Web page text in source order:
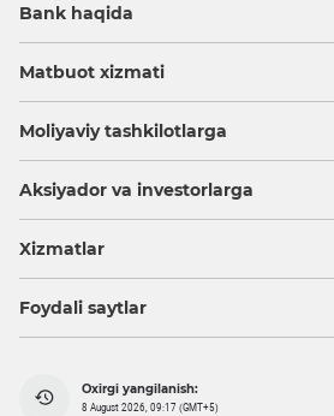
Bank haqida
Matbuot xizmati
Moliyaviy tashkilotlarga
Aksiyador va investorlarga
Xizmatlar
Foydali saytlar
Oxirgi yangilanish:
8 August 2026, 09:17 (GMT+5)